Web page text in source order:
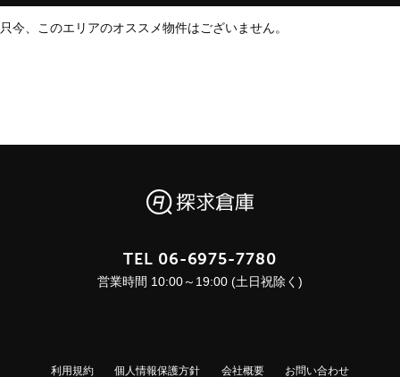
只今、このエリアのオススメ物件はございません。
TEL 06-6975-7780
営業時間 10:00～19:00 (土日祝除く)
利用規約 個人情報保護方針 会社概要 お問い合わせ